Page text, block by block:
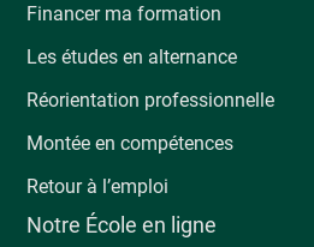
Financer ma formation
Les études en alternance
Réorientation professionnelle
Montée en compétences
Retour à l’emploi
Notre École en ligne